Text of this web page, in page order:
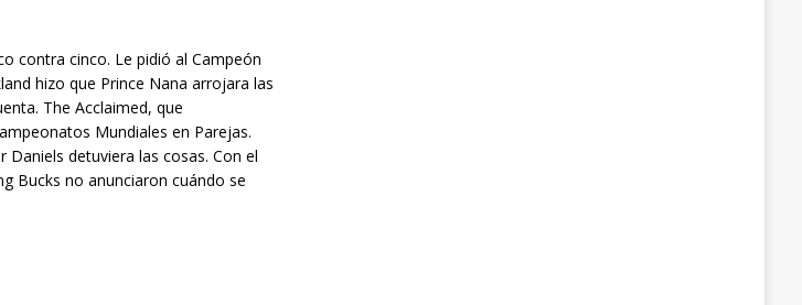
contra cinco. Le pidió al Campeón
hizo que Prince Nana arrojara las
The Acclaimed, que
Mundiales en Parejas.
detuviera las cosas. Con el
Bucks no anunciaron cuándo se